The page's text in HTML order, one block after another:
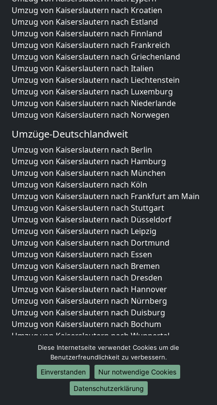
Umzug von Kaiserslautern nach Kroatien
Umzug von Kaiserslautern nach Estland
Umzug von Kaiserslautern nach Finnland
Umzug von Kaiserslautern nach Frankreich
Umzug von Kaiserslautern nach Griechenland
Umzug von Kaiserslautern nach Italien
Umzug von Kaiserslautern nach Liechtenstein
Umzug von Kaiserslautern nach Luxemburg
Umzug von Kaiserslautern nach Niederlande
Umzug von Kaiserslautern nach Norwegen
Umzüge-Deutschlandweit
Umzug von Kaiserslautern nach Berlin
Umzug von Kaiserslautern nach Hamburg
Umzug von Kaiserslautern nach München
Umzug von Kaiserslautern nach Köln
Umzug von Kaiserslautern nach Frankfurt am Main
Umzug von Kaiserslautern nach Stuttgart
Umzug von Kaiserslautern nach Düsseldorf
Umzug von Kaiserslautern nach Leipzig
Umzug von Kaiserslautern nach Dortmund
Umzug von Kaiserslautern nach Essen
Umzug von Kaiserslautern nach Bremen
Umzug von Kaiserslautern nach Dresden
Umzug von Kaiserslautern nach Hannover
Umzug von Kaiserslautern nach Nürnberg
Umzug von Kaiserslautern nach Duisburg
Umzug von Kaiserslautern nach Bochum
Umzug von Kaiserslautern nach Wuppertal
Umzug von Kaiserslautern nach Bielefeld
Umzug von Kaiserslautern nach Bonn
Umzug von Kaiserslautern nach Münster
Internationale-Umzüge
Diese Internetseite verwendet Cookies um die
Benutzerfreundlichkeit zu verbessern.
Einverstanden
Nur notwendige Cookies
Datenschutzerklärung